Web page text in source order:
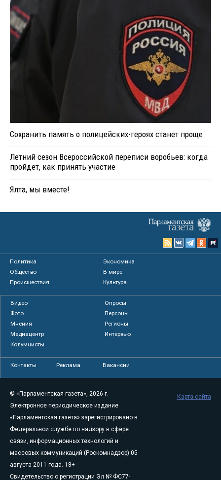
Сохранить память о полицейских-героях станет проще
Летний сезон Всероссийской переписи воробьев: когда
пройдет, как принять участие
Ялта, мы вместе!
Политика
Экономика
Общество
В мире
Происшествия
Культура
Видео
Опросы
Фото
Персоны
Мнения
Регионы
Медиацентр
Интервью
Колумнисты
Контакты Реклама Вакансии
© «Парламентская газета», 2026 г.
Электронное периодическое издание
«Парламентская газета» зарегистрировано в
Федеральной службе по надзору в сфере
связи, информационных технологий и
массовых коммуникаций (Роскомнадзор) 05
августа 2011 года. 18+
Свидетельство о регистрации Эл № ФС77-
Карта сайта